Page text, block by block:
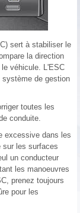
sert à stabiliser le
la direction
véhicule. L'ESC
système de gestion
toutes les
conduite.
excessive dans les
sur les surfaces
un conducteur
les manoeuvres
prenez toujours
pour les